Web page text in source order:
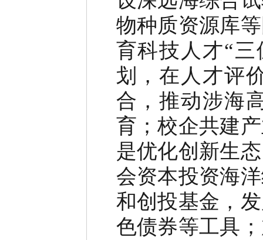
物种质资源库
育科技人才“
划，在人才评
合，推动涉海
育；校企共建
是优化创新生
会资本投资海
和创投基金，
色债券等工具